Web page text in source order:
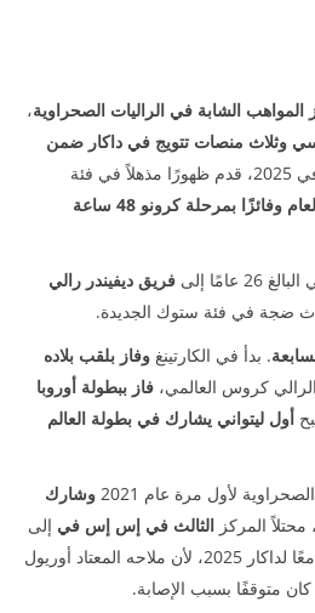
المواهب الشابة في الراليات الصحراوية،
ألقاب في دبليو 2 آر سي وثلاث منصات تتويج في داكار ضمن
. في 2025، قدم ظهورًا مذهلاً في فئة
المركز الـ 11 العام وفائزًا بمرحلة كرونو 48 ساعة
فريق ديفيندر رالي
ضجة في فئة ستوك الجديدة.
. بدأ في الكارتينغ وفاز بلقب بلاده
فاز ببطولة أوروبا
أول ليتواني يشارك في بطولة العالم
لأول مرة عام 2021
وشارك
، محتلاً المركز الثالث في إس إس في إلى
جانب أوريول مينا. عاد الثنائي معًا لداكار 2025، لأن ملاحه المعتاد أوريول